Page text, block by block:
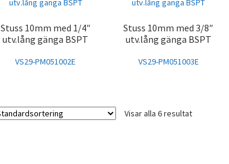
Stuss 10mm med 1/4″
utv.lång gänga BSPT
VS29-PM051002E
Stuss 10mm med 3/8″
utv.lång gänga BSPT
VS29-PM051003E
Visar alla 6 resultat